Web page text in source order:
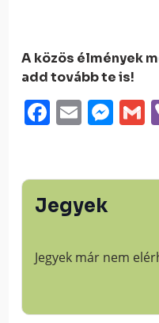
A közös élmények
add tovább te is!
Email
Jegyek
Jegyek már nem